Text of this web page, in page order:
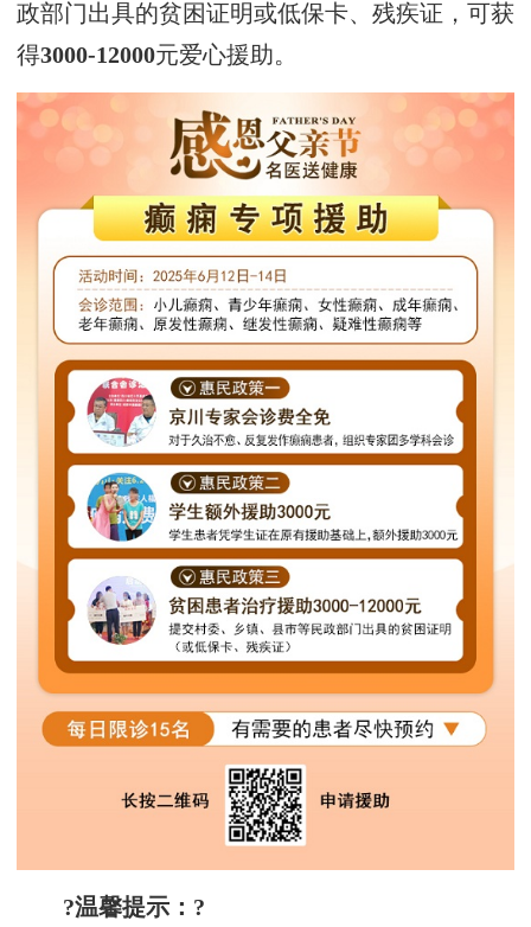
政部门出具的贫困证明或低保卡、残疾证，可获
得3000-12000元爱心援助。
?温馨提示：?